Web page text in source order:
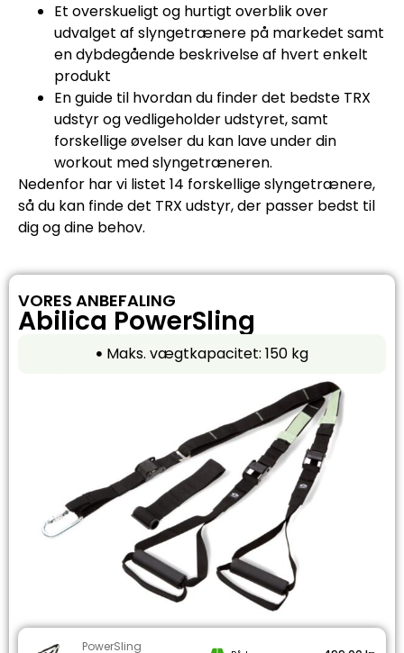
Et overskueligt og hurtigt overblik over
udvalget af slyngetrænere på markedet samt
en dybdegående beskrivelse af hvert enkelt
produkt
En guide til hvordan du finder det bedste TRX
udstyr og vedligeholder udstyret, samt
forskellige øvelser du kan lave under din
workout med slyngetræneren.
Nedenfor har vi listet 14 forskellige slyngetrænere,
så du kan finde det TRX udstyr, der passer bedst til
dig og dine behov.
VORES ANBEFALING
Abilica PowerSling
Maks. vægtkapacitet: 150 kg
PowerSling